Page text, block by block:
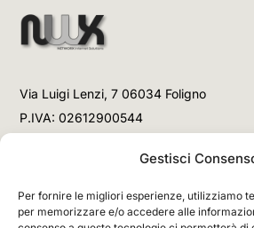
Gestisci
Per fornire le migliori esperienze, utilizziamo
per memorizzare e/o accedere alle
Via Luigi Lenzi, 7 06034 Foligno
P.IVA: 02612900544
+39 3477853708 (Chiamata)